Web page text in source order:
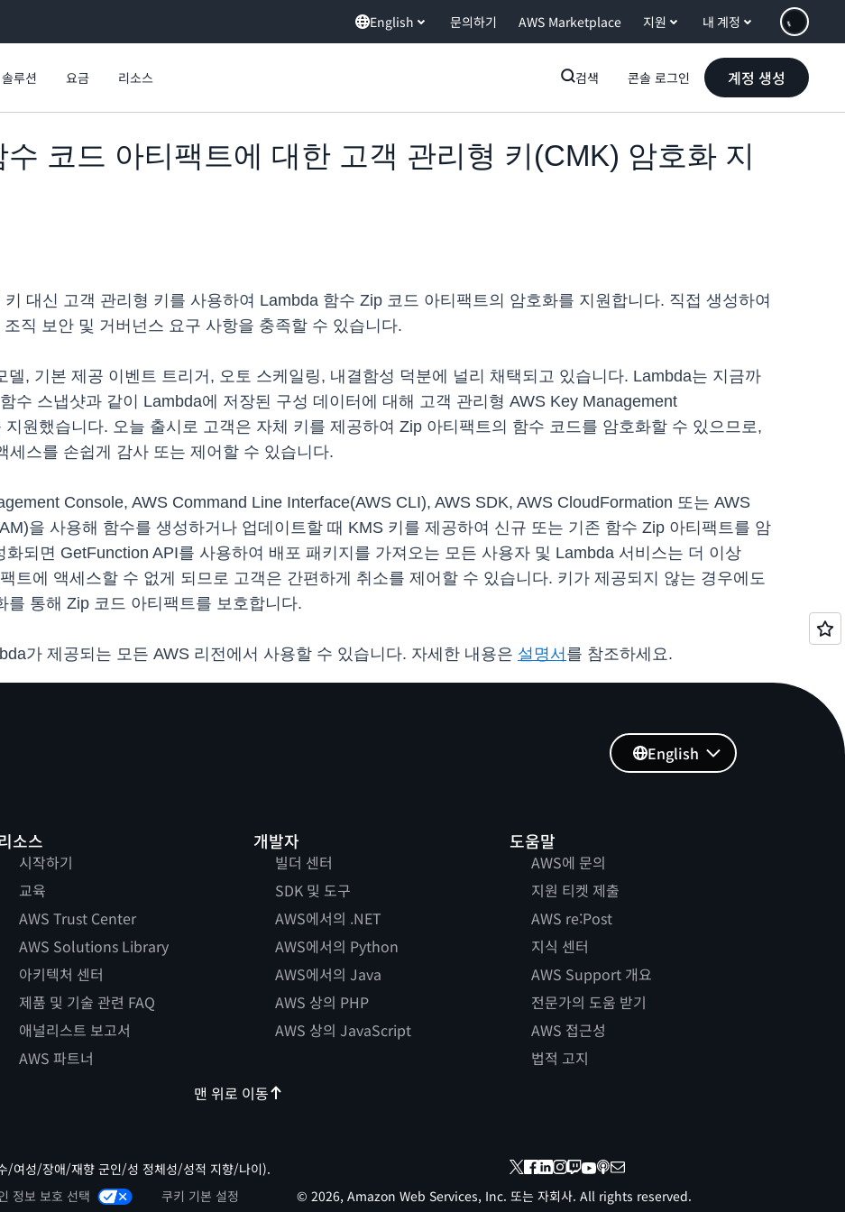
English 문의하기 AWS Marketplace 지원 내 계정
솔루션 요금 리소스 검색 콘솔 로그인 계정 생성
코드 아티팩트에 대한 고객 관리형 키(CMK) 암호화 지
대신 고객 관리형 키를 사용하여 Lambda 함수 Zip 코드 아티팩트의 암호화를 지원합니다. 직접 생성하여
직 보안 및 거버넌스 요구 사항을 충족할 수 있습니다.
델, 기본 제공 이벤트 트리거, 오토 스케일링, 내결함성 덕분에 널리 채택되고 있습니다. Lambda는 지금까
수 스냅샷과 같이 Lambda에 저장된 구성 데이터에 대해 고객 관리형 AWS Key Management
원했습니다. 오늘 출시로 고객은 자체 키를 제공하여 Zip 아티팩트의 함수 코드를 암호화할 수 있으므로,
세스를 손쉽게 감사 또는 제어할 수 있습니다.
Console, AWS Command Line Interface(AWS CLI), AWS SDK, AWS CloudFormation 또는 AWS
을 사용해 함수를 생성하거나 업데이트할 때 KMS 키를 제공하여 신규 또는 기존 함수 Zip 아티팩트를 암
되면 GetFunction API를 사용하여 배포 패키지를 가져오는 모든 사용자 및 Lambda 서비스는 더 이상
트에 액세스할 수 없게 되므로 고객은 간편하게 취소를 제어할 수 있습니다. 키가 제공되지 않는 경우에도
통해 Zip 코드 아티팩트를 보호합니다.
가 제공되는 모든 AWS 리전에서 사용할 수 있습니다. 자세한 내용은 설명서 를 참조하세요.
소스
시작하기
교육
AWS Trust Center
AWS Solutions Library
아키텍처 센터
제품 및 기술 관련 FAQ
애널리스트 보고서
AWS 파트너
개발자
빌더 센터
SDK 및 도구
AWS에서의 .NET
AWS에서의 Python
AWS에서의 Java
AWS 상의 PHP
AWS 상의 JavaScript
도움말
AWS에 문의
지원 티켓 제출
AWS re:Post
지식 센터
AWS Support 개요
전문가의 도움 받기
AWS 접근성
법적 고지
English
맨 위로 이동
/여성/장애/재향 군인/성 정체성/성적 지향/나이).
정보 보호 선택 쿠키 기본 설정 © 2026, Amazon Web Services, Inc. 또는 자회사. All rights reserved.